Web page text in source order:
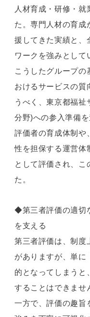
人材育成・研修・
た。専門人材の育成
援してきた実績と、
ワークを強みとして
こうしたグループの
おけるサービスの質
うべく、東京都福
分野)への参入準備
評価者の育成体制や
性を担保する運営体
として評価され、こ
た。
◆第三者評価の適切
を支える
第三者評価は、制度
がありますが、単に
的となってしまうと
することはできませ
一方で、評価の趣旨